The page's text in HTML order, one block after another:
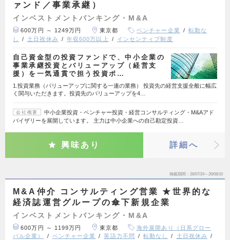
ァンド／事業承継）
インベストメントバンキング・M&A
600万円 ～ 1249万円 東京都 ベンチャー企業
転勤な
し
土日祝休み 年収600万以上 インセンティブ制度
自己資金型の投資ファンドで、中小企業の
事業承継投資とバリューアップ（経営支
援）を一気通貫で担う投資ポ…
1.投資業務（バリューアップに関する一連の業務） 投資先の経営支援全般に幅広
く関与いただきます。投資先のバリューアップを4…
会社概要
中小企業投資・ベンチャー投資・経営コンサルティング・M&Aアド
バイザリーを展開しています。 主力は中小企業への自己勘定投資…
興味あり 詳細へ
掲載期間 26/07/24～26/08/10
M&A仲介 コンサルティング営業 ★世界的な
経済誌運営グループの傘下新規企業
インベストメントバンキング・M&A
600万円 ～ 1199万円 東京都
海外展開あり（日系グロー
バル企業）
ベンチャー企業 英語力不問 転勤なし
土日祝休み